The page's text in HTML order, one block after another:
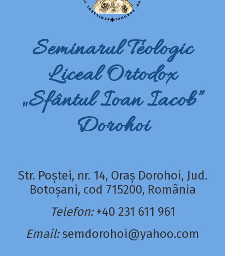
Seminarul Teologic
Liceal Ortodox
„Sfântul Ioan Iacob”
Dorohoi
Str. Poștei, nr. 14, Oraș Dorohoi, Jud.
Botoșani, cod 715200, România
Telefon: +40 231 611 961
Email: semdorohoi@yahoo.com